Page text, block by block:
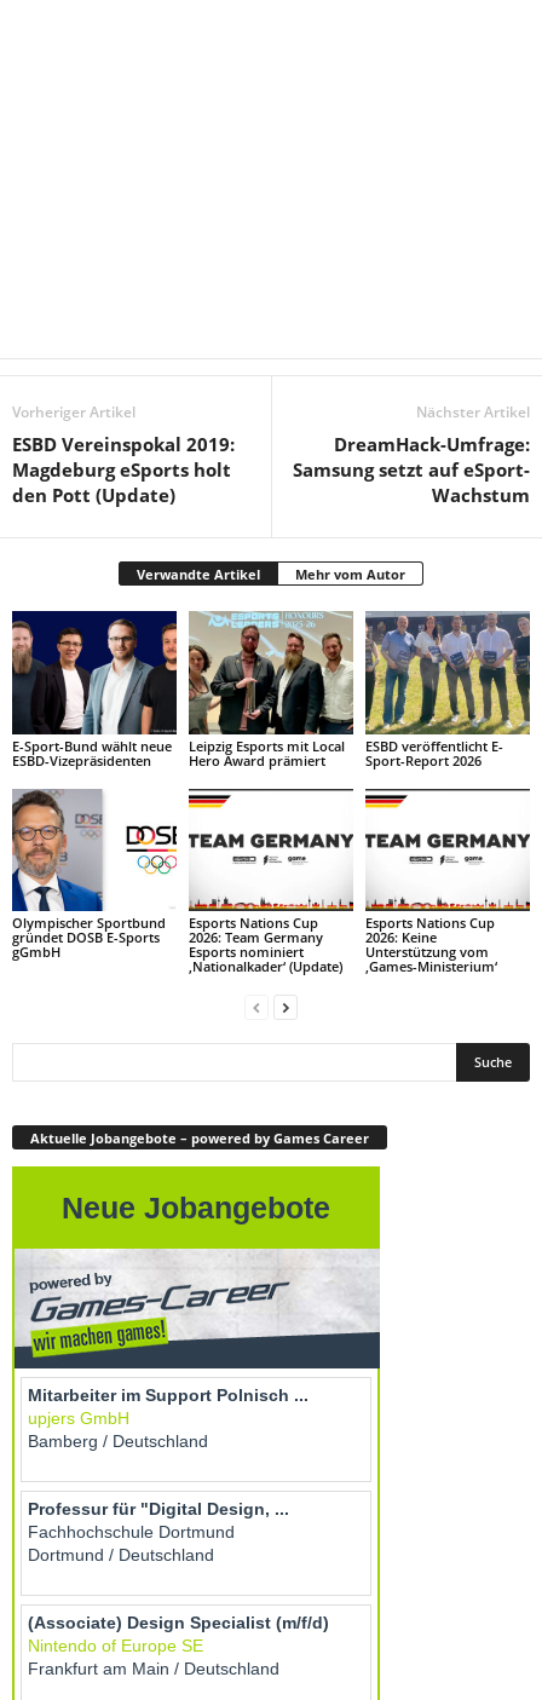
Vorheriger Artikel
ESBD Vereinspokal 2019:
Magdeburg eSports holt
den Pott (Update)
Nächster Artikel
DreamHack-Umfrage:
Samsung setzt auf eSport-
Wachstum
Verwandte Artikel Mehr vom Autor
E-Sport-Bund wählt neue
ESBD-Vizepräsidenten
Leipzig Esports mit Local
Hero Award prämiert
ESBD veröffentlicht E-
Sport-Report 2026
Olympischer Sportbund
gründet DOSB E-Sports
gGmbH
Esports Nations Cup
2026: Team Germany
Esports nominiert
‚Nationalkader‘ (Update)
Esports Nations Cup
2026: Keine
Unterstützung vom
‚Games-Ministerium‘
Aktuelle Jobangebote – powered by Games Career